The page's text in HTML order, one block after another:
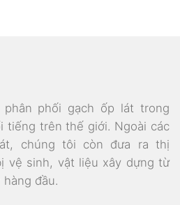
phân phối gạch ốp lát trong
tiếng trên thế giới. Ngoài các
chúng tôi còn đưa ra thị
vệ sinh, vật liệu xây dựng từ
đầu.